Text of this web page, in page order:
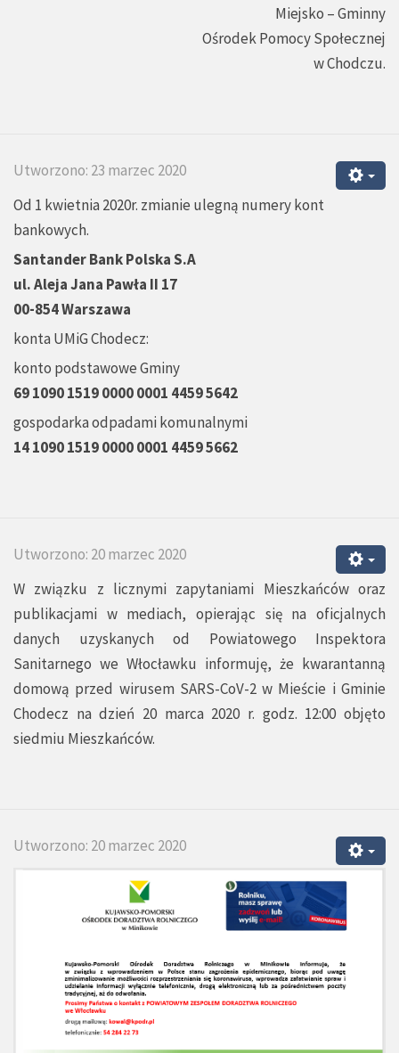
Miejsko – Gminny
Ośrodek Pomocy Społecznej
w Chodczu.
Utworzono: 23 marzec 2020
Od 1 kwietnia 2020r. zmianie ulegną numery kont
bankowych.
Santander Bank Polska S.A
ul. Aleja Jana Pawła II 17
00-854 Warszawa
konta UMiG Chodecz:
konto podstawowe Gminy
69 1090 1519 0000 0001 4459 5642
gospodarka odpadami komunalnymi
14 1090 1519 0000 0001 4459 5662
Utworzono: 20 marzec 2020
W związku z licznymi zapytaniami Mieszkańców oraz
publikacjami w mediach, opierając się na oficjalnych
danych uzyskanych od Powiatowego Inspektora
Sanitarnego we Włocławku informuję, że kwarantanną
domową przed wirusem SARS-CoV-2 w Mieście i Gminie
Chodecz na dzień 20 marca 2020 r. godz. 12:00 objęto
siedmiu Mieszkańców.
Utworzono: 20 marzec 2020